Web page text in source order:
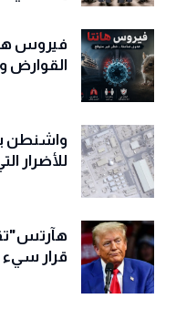
فيروس
القوارض
واشنطن
للأضرار
قرار سيء